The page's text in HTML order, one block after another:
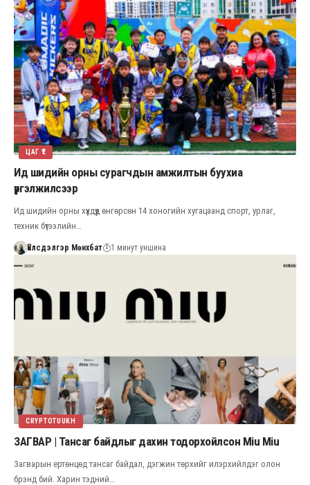
ЦАГ ҮЕ
Ид шидийн орны сурагчдын амжилтын буухиа
үргэлжилсээр
Ид шидийн орны хүүхдүүд өнгөрсөн 14 хоногийн хугацаанд спорт, урлаг,
техник бүтээлийн…
Үйлсдэлгэр Мөнхбат 1 минут уншина
CRYPTOTUUKH
ЗАГВАР | Тансаг байдлыг дахин тодорхойлсон Miu Miu
Загварын ертөнцөд тансаг байдал, дэгжин төрхийг илэрхийлдэг олон
брэнд бий. Харин тэдний…